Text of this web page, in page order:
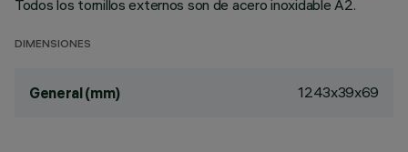
Todos los tornillos externos son de acero inoxidable A2.
DIMENSIONES
General (mm) 1243x39x69